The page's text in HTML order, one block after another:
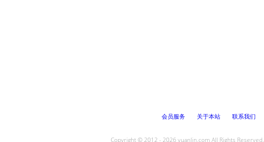
会员服务 关于本站 联系我们
Copyright © 2012 - 2026 yuanlin.com All Rights Reserved.